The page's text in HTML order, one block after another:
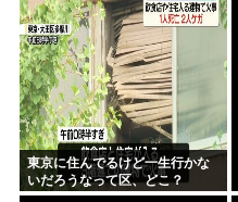
東京に住んでるけど一生行かな
いだろうなって区、どこ？